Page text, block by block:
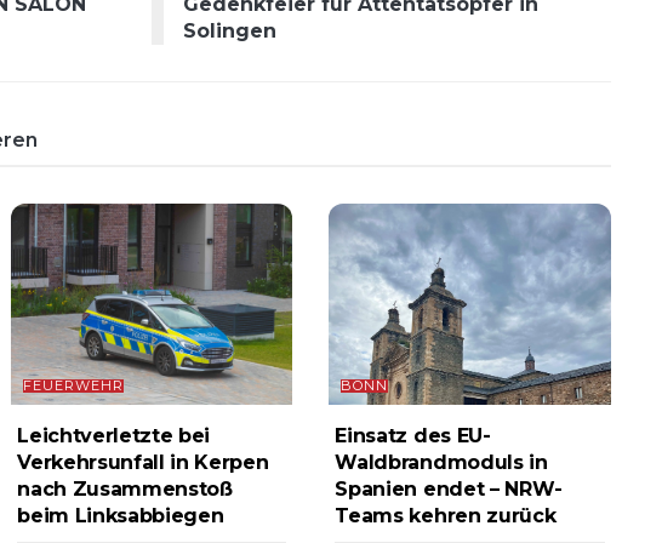
Solingen
FEUERWEHR
Leichtverletzte bei
Verkehrsunfall in Kerpen
nach Zusammenstoß
beim Linksabbiegen
BONN
Einsatz des EU-
Waldbrandmoduls in
Spanien endet – NRW-
Teams kehren zurück